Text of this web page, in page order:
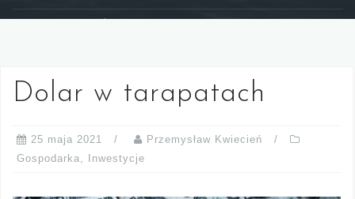
Dolar w tarapatach
25 maja 2021
Przemysław Kwiecień
Gospodarka
Inwestycje